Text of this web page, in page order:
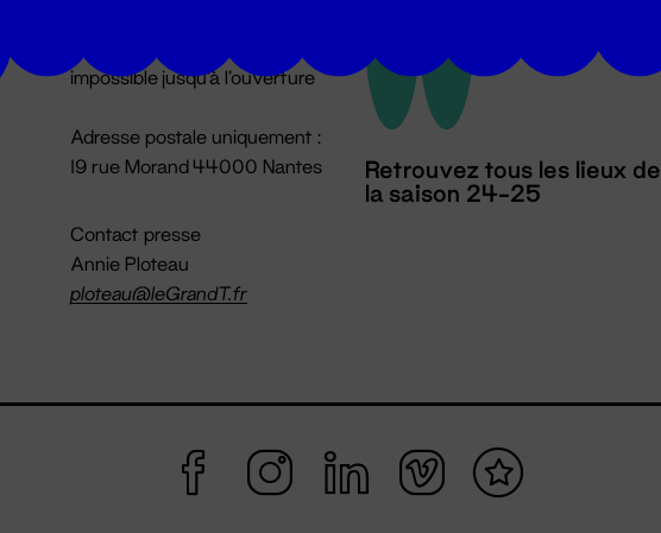
impossible jusqu'à l'ouverture
Adresse postale uniquement :
19 rue Morand 44000 Nantes
Contact presse
Annie Ploteau
ploteau@leGrandT.fr
Retrouvez tous les lieux de
la saison 24-25